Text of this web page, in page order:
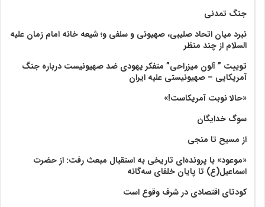
جنگ تمدنی
نبرد میان اتحاد صلیبی، صهیونی و سلفی و؛ شیعه خانه امام زمان علیه
السلام از چند منظر
توییت ” آلون میزراحی” متفکر یهودی ضد صهیونیست درباره جنگ
آمریکایی – صهیونیستی علیه ایران
«حالا نوبت آمریکاست!»
سوگ خدایگان
از مسیح تا منجی
«موعود» با پرونده‌ای تاریخی به استقبال مبعث رفت: از حضرت
اسماعیل(ع) تا پایان خلفای سه‌گانه
کودتای اقتصادی در شرف وقوع است